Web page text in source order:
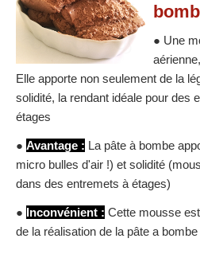
● Une
Elle apporte non seulement de la
solidité, la rendant idéale pour des
étages
● Avantage : La pâte à bombe
micro bulles d'air !) et solidité
dans des entremets à étages)
● Inconvénient : Cette mousse
de la réalisation de la pâte a bombe